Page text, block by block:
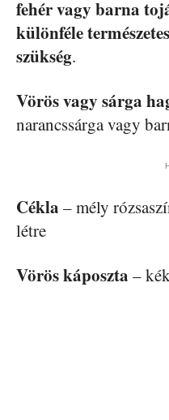
fehér vagy barna
különféle
szükség.
Vörös vagy sárga
narancssárga vagy
Cékla – mély
létre
Vörös káposzta –